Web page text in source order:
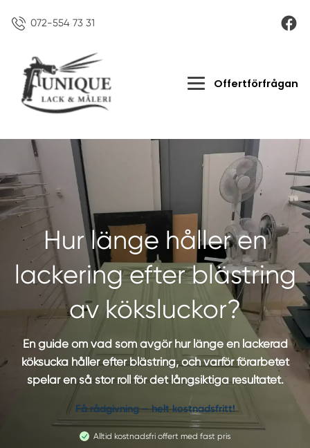
072-554 73 31
Offertförfrågan
Hur länge håller en
lackering efter blästring
av köksluckor?
En guide om vad som avgör hur länge en lackerad
köksucka håller efter blästring, och varför förarbetet
spelar en så stor roll för det långsiktiga resultatet.
Få rådgivning – helt kostnadsfritt!
Alltid kostnadsfri offert med fast pris